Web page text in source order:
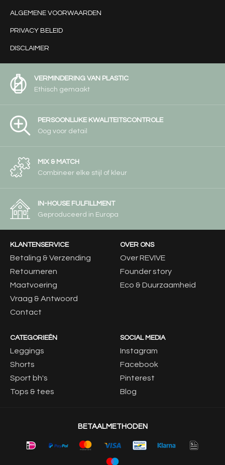
ALGEMENE VOORWAARDEN
PRIVACY BELEID
DISCLAIMER
VERMINDERING VAN PLASTIC
Ethisch gemaakt
PERSOONLIJKE KWALITEITSCONTROLE
Oog voor detail
MIX & MATCH
Combineer elke stijl of kleur
IN-HOUSE FULFILLMENT
Geproduceerd in Europa
KLANTENSERVICE
Betaling & Verzending
Retourneren
Maatvoering
Vraag & Antwoord
Contact
OVER ONS
Over REVIVE
Founder story
Eco & Duurzaamheid
CATEGORIEËN
Leggings
Shorts
Sport bh's
Tops & tees
SOCIAL MEDIA
Instagram
Facebook
Pinterest
Blog
BETAALMETHODEN